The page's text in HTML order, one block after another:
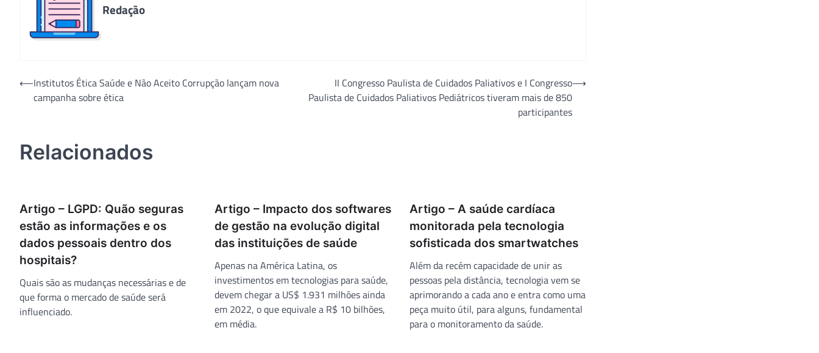
Redação
Navegação
⟵Institutos Ética Saúde e Não Aceito Corrupção lançam nova
campanha sobre ética
II Congresso Paulista de Cuidados Paliativos e I Congresso
Paulista de Cuidados Paliativos Pediátricos tiveram mais de 850
participantes
⟶
Relacionados
Artigo – LGPD: Quão seguras
estão as informações e os
dados pessoais dentro dos
hospitais?
Quais são as mudanças necessárias e de
que forma o mercado de saúde será
influenciado.
Artigo – Impacto dos softwares
de gestão na evolução digital
das instituições de saúde
Apenas na América Latina, os
investimentos em tecnologias para saúde,
devem chegar a US$ 1.931 milhões ainda
em 2022, o que equivale a R$ 10 bilhões,
em média.
Artigo – A saúde cardíaca
monitorada pela tecnologia
sofisticada dos smartwatches
Além da recém capacidade de unir as
pessoas pela distância, tecnologia vem se
aprimorando a cada ano e entra como uma
peça muito útil, para alguns, fundamental
para o monitoramento da saúde.